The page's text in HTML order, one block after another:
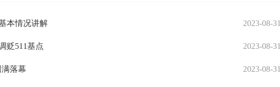
本情况讲解 2023-08-31
贬511基点 2023-08-31
落幕 2023-08-31